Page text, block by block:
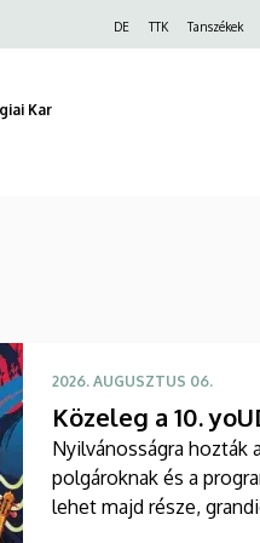
FelsőDE TTK Tanszékek
Kar
2026. AUGUSZTUS 06.
Közeleg a 10.
Nyilvánosságra hozták
polgároknak és a
lehet majd része,